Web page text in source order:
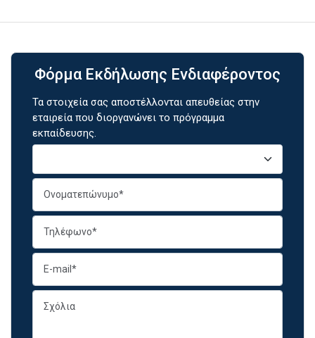
Φόρμα Εκδήλωσης Ενδιαφέροντος
Τα στοιχεία σας αποστέλλονται απευθείας στην
εταιρεία που διοργανώνει το πρόγραμμα
εκπαίδευσης.